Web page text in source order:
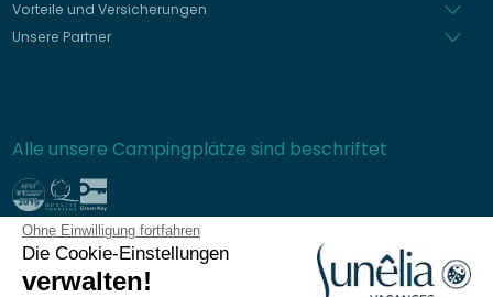
Ohne Einwilligung fortfahren
Die Cookie-Einstellungen
verwalten!
Vorteile und Versicherungen
Unsere Partner
Alle unsere Campingplätze sind beschriftet
Sichere Bezahlung